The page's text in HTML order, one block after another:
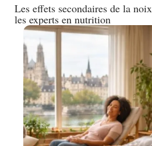
Les effets secondaires de la
les experts en nutrition